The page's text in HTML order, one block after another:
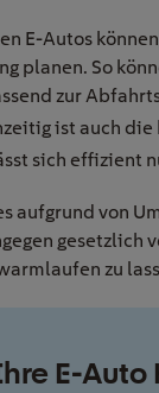
E-Autos
planen. So
zur
ist auch die
sich effizient
aufgrund von
gesetzlich
zu
E-Auto